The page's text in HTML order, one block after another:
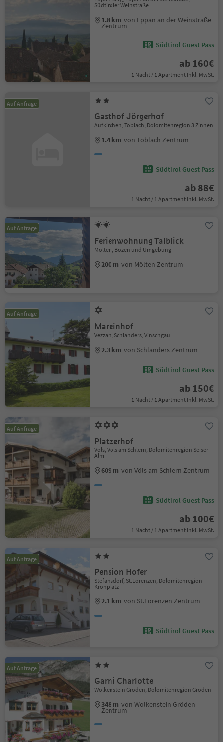
Südtiroler Weinstraße
1.8 km von Eppan an der Weinstraße
Zentrum
Südtirol Guest Pass
ab 160€
1 Nacht / 1 Apartment Inkl. MwSt.
Auf Anfrage
Gasthof Jörgerhof
Aufkirchen, Toblach, Dolomitenregion 3 Zinnen
1.4 km von Toblach Zentrum
Südtirol Guest Pass
ab 88€
1 Nacht / 1 Apartment Inkl. MwSt.
Auf Anfrage
Ferienwohnung Talblick
Mölten, Bozen und Umgebung
200 m von Mölten Zentrum
Auf Anfrage
Mareinhof
Vezzan, Schlanders, Vinschgau
2.3 km von Schlanders Zentrum
Südtirol Guest Pass
ab 150€
1 Nacht / 1 Apartment Inkl. MwSt.
Auf Anfrage
Platzerhof
Völs, Völs am Schlern, Dolomitenregion Seiser
Alm
609 m von Völs am Schlern Zentrum
Südtirol Guest Pass
ab 100€
1 Nacht / 1 Apartment Inkl. MwSt.
Auf Anfrage
Pension Hofer
Stefansdorf, St.Lorenzen, Dolomitenregion
Kronplatz
2.1 km von St.Lorenzen Zentrum
Südtirol Guest Pass
Auf Anfrage
Garni Charlotte
Wolkenstein Gröden, Dolomitenregion Gröden
348 m von Wolkenstein Gröden
Zentrum